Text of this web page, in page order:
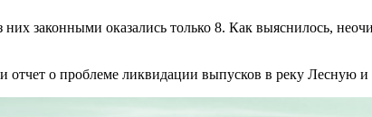
законными оказались только 8. Как выяснилось,
о проблеме ликвидации выпусков в реку Лесную и